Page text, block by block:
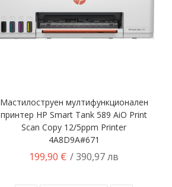
Мастилоструен мултифункционален
принтер HP Smart Tank 589 AiO Print
Scan Copy 12/5ppm Printer
4A8D9A#671
199,90 € / 390,97 лв